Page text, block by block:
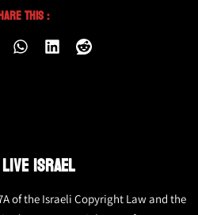
This :
ISRAEL
of the Israeli Copyright Law and the